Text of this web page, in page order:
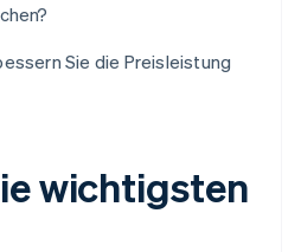
Sie die Preisleistung
wichtigsten